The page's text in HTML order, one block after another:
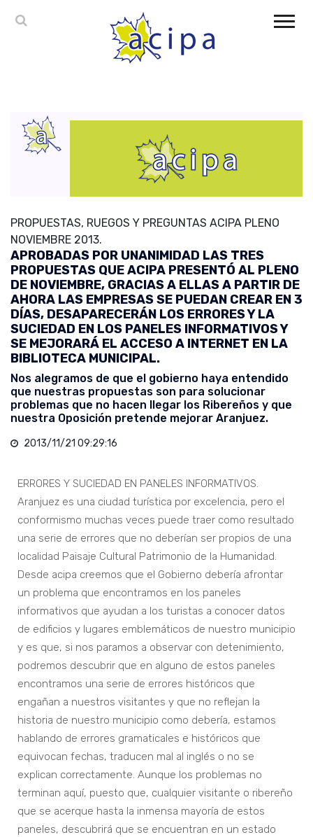
PROPUESTAS, RUEGOS Y PREGUNTAS ACIPA PLENO
NOVIEMBRE 2013.
APROBADAS POR UNANIMIDAD LAS TRES
PROPUESTAS QUE ACIPA PRESENTÓ AL PLENO
DE NOVIEMBRE, GRACIAS A ELLAS A PARTIR DE
AHORA LAS EMPRESAS SE PUEDAN CREAR EN 3
DÍAS, DESAPARECERÁN LOS ERRORES Y LA
SUCIEDAD EN LOS PANELES INFORMATIVOS Y
SE MEJORARÁ EL ACCESO A INTERNET EN LA
BIBLIOTECA MUNICIPAL.
Nos alegramos de que el gobierno haya entendido
que nuestras propuestas son para solucionar
problemas que no hacen llegar los Ribereños y que
nuestra Oposición pretende mejorar Aranjuez.
2013/11/21 09:29:16
ERRORES Y SUCIEDAD EN PANELES INFORMATIVOS.
Aranjuez es una ciudad turística por excelencia, pero el
conformismo muchas veces puede traer como resultado
una serie de errores que no deberían ser propios de una
localidad Paisaje Cultural Patrimonio de la Humanidad.
Desde acipa creemos que el Gobierno debería afrontar
un problema que encontramos en los paneles
informativos que ayudan a los turistas a conocer datos
de edificios y lugares emblemáticos de nuestro municipio
y es que, si nos paramos a observar con detenimiento,
podremos descubrir que en alguno de estos paneles
encontramos una serie de errores históricos que
engañan a nuestros visitantes y que no reflejan la
historia de nuestro municipio como debería, estamos
hablando de errores gramaticales e históricos que
equivocan fechas, traducen mal al inglés o no se
explican correctamente. Aunque los problemas no
terminan aquí, puesto que, cualquier visitante o ribereño
que se acerque hasta la inmensa mayoría de estos
paneles, descubrirá que se encuentran en un estado